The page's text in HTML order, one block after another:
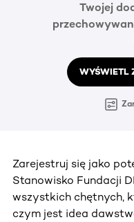
Twojej
WYŚWIETL
Zarejestruj się jako
Stanowisko Fundacji
wszystkich chętnych,
czym jest idea